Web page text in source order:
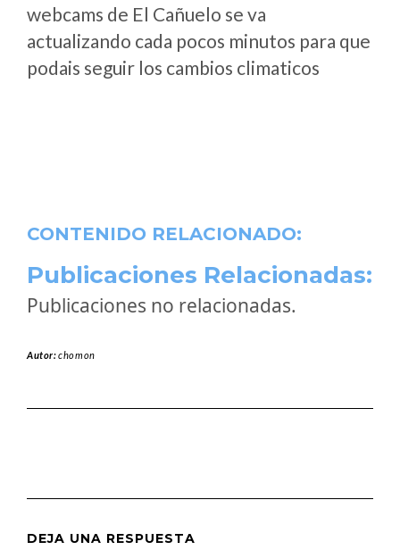
webcams de El Cañuelo se va
actualizando cada pocos minutos para que
podais seguir los cambios climaticos
CONTENIDO RELACIONADO:
Publicaciones Relacionadas:
Publicaciones no relacionadas.
Autor:chomon
DEJA UNA RESPUESTA